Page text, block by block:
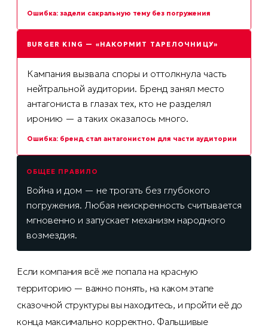
Ошибка: задели сакральную тему без погружения
BURGER KING — «НАКОРМИТ ТАРЕЛОЧНИЦУ»
Кампания вызвала споры и оттолкнула часть
нейтральной аудитории. Бренд занял место
антагониста в глазах тех, кто не разделял
иронию — а таких оказалось много.
Ошибка: бренд стал антагонистом для части аудитории
ОБЩЕЕ ПРАВИЛО
Война и дом — не трогать без глубокого
погружения. Любая неискренность считывается
мгновенно и запускает механизм народного
возмездия.
Если компания всё же попала на красную
территорию — важно понять, на каком этапе
сказочной структуры вы находитесь, и пройти её до
конца максимально корректно. Фальшивые